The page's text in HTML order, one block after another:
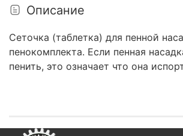
Описание
Сеточка (таблетка) для пенной
пенокомплекта. Если пенная
пенить, это означает что она